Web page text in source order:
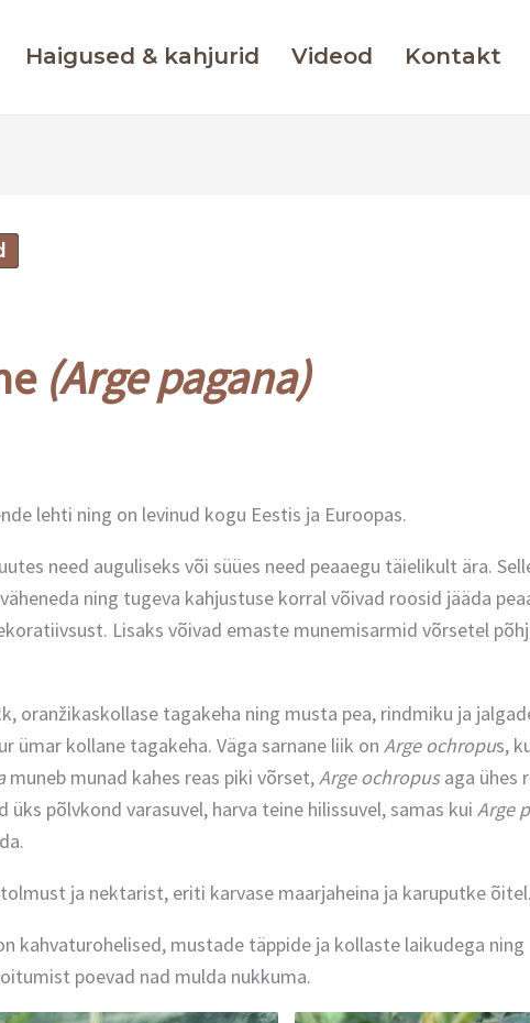
Haigused & kahjurid Videod Kontakt
(Arge pagana)
lehti ning on levinud kogu Eestis ja Euroopas.
need auguliseks või süües need peaaegu täielikult ära.
ning tugeva kahjustuse korral võivad roosid jääda
Lisaks võivad emaste munemisarmid võrsetel
oranžikaskollase tagakeha ning musta pea, rindmiku ja
ümar kollane tagakeha. Väga sarnane liik on Arge ochropus,
muneb munad kahes reas piki võrset,Arge ochropusaga ühes
üks põlvkond varasuvel, harva teine hilissuvel, samas kui Arge
ja nektarist, eriti karvase maarjaheina ja karuputke õitel.
kahvaturohelised, mustade täppide ja kollaste laikudega ning
poevad nad mulda nukkuma.